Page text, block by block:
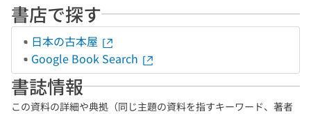
書店で探す
日本の古本屋
Google Book Search
書誌情報
この資料の詳細や典拠（同じ主題の資料を指すキーワード、著者